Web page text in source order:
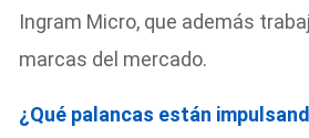
Ingram Micro, que además
marcas del mercado.
¿Qué palancas están